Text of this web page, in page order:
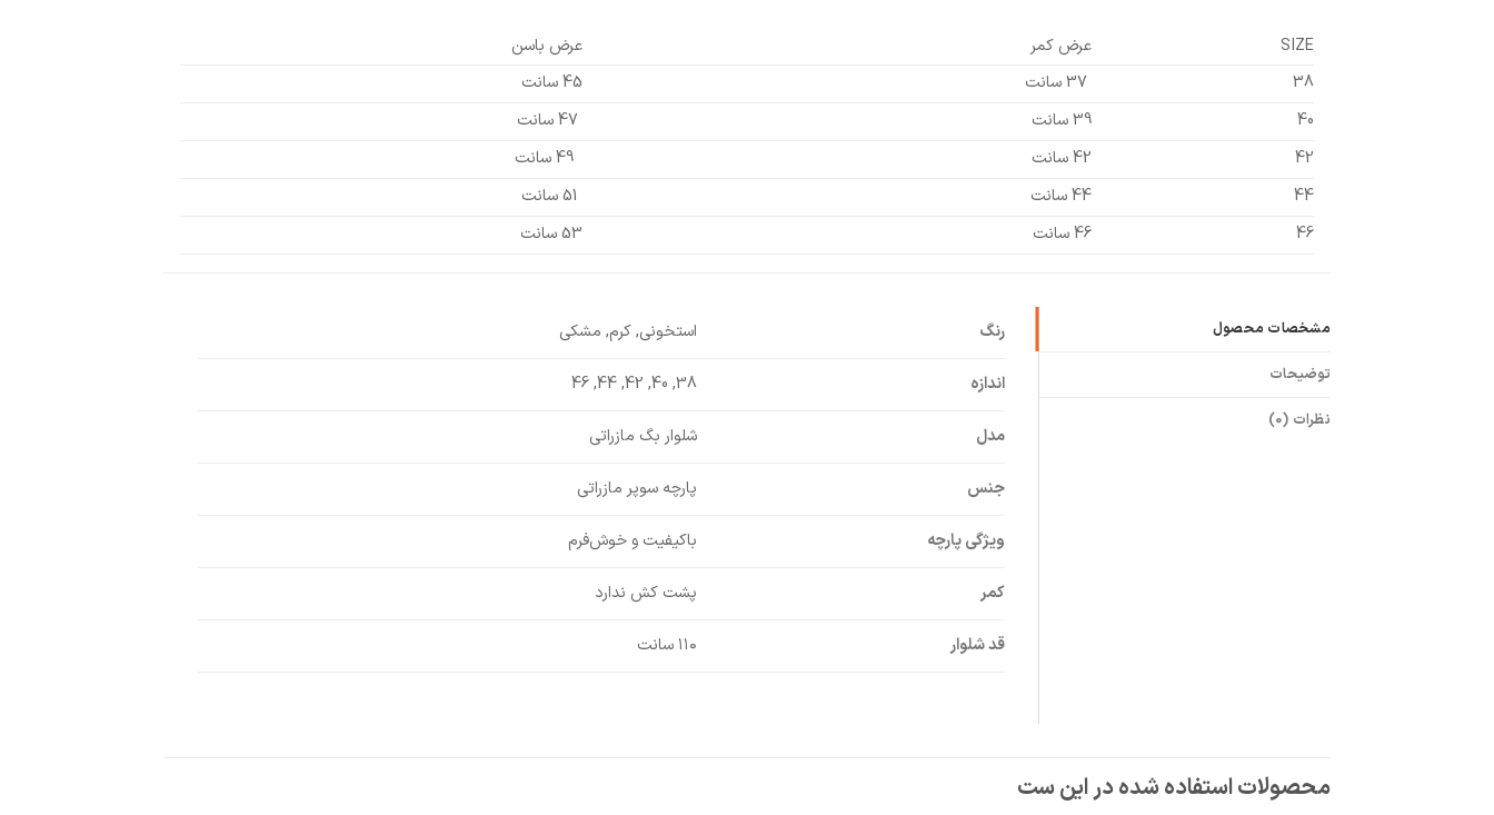
SIZE عرض کمر
عرض باسن
38
37 سانت
45 سانت
40
39 سانت
47 سانت
42
42 سانت
49 سانت
44
44 سانت
46
46 سانت 53 سانت
مشخصات محصول
توضیحات
نظرات (0)
رنگ استخونی, کرم, مشکی
اندازه 38, 40, 42, 44, 46
مدل شلوار بگ مازراتی
جنس پارچه سوپر مازراتی
ویژگی پارچه باکیفیت و خوش‌فرم
کمر پشت کش ندارد
قد شلوار ۱۱۰ سانت